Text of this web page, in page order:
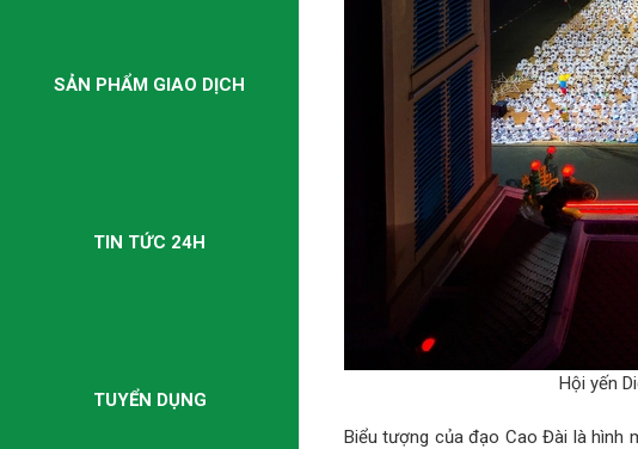
SẢN PHẨM GIAO DỊCH
TIN TỨC 24H
TUYỂN DỤNG
Hội yến
Biểu tượng của đạo Cao Đài là hình